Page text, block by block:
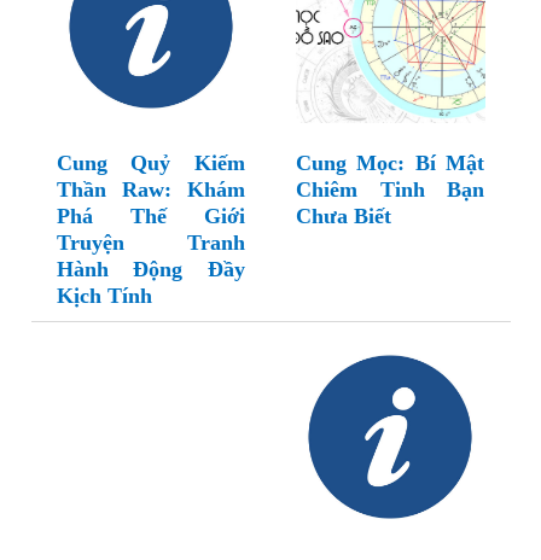
Cung Quỷ Kiếm
Thần Raw: Khám
Phá Thế Giới
Truyện Tranh
Hành Động Đầy
Kịch Tính
Cung Mọc: Bí Mật
Chiêm Tinh Bạn
Chưa Biết